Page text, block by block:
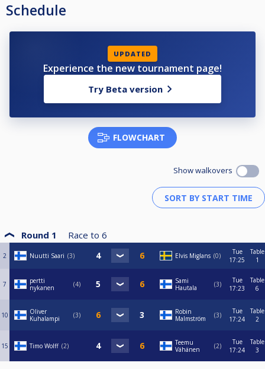
Schedule
UPDATED
Experience the new tournament page!
Try Beta version
FLOWCHART
Show walkovers
Round 1 Race to 6
2 Nuutti Saari 3 Elvis Miglans 0
Tue
17:25
Table
1
7
pertti
nykanen
4
Sami
Hautala
3
Tue
17:23
Table
6
10
Oliver
Kuhalampi
3
Robin
Malmström
3
Tue
17:24
Table
2
15 Timo Wolff 2
Teemu
Vähänen
2
Tue
17:24
Table
3